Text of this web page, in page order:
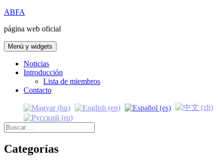
Saltar
contenido
ABFA
página web oficial
Menú y widgets
Noticias
Introducción
Lista de miembros
Contacto
Buscar:
Categorías